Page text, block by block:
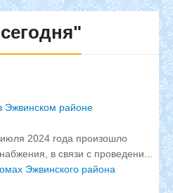
Эжвинском районе
2024 года произошло
в связи с проведени...
Эжвинского района